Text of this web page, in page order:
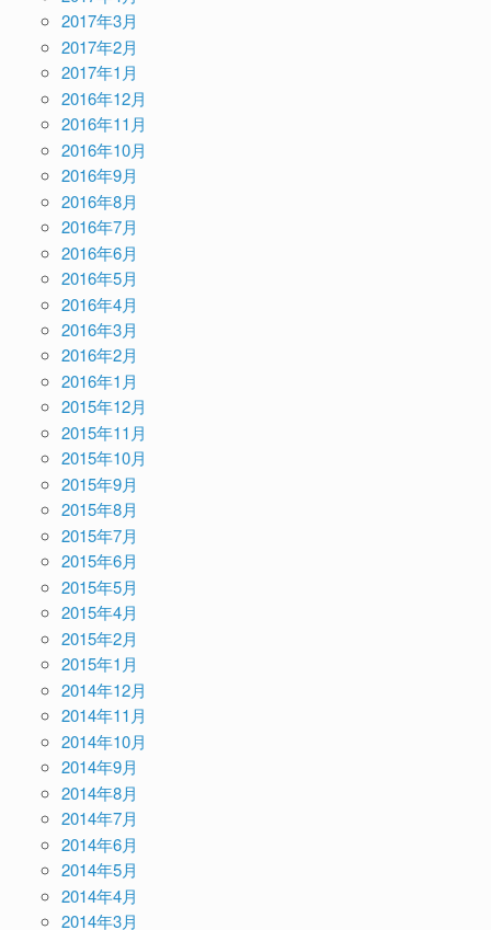
2017年3月
2017年2月
2017年1月
2016年12月
2016年11月
2016年10月
2016年9月
2016年8月
2016年7月
2016年6月
2016年5月
2016年4月
2016年3月
2016年2月
2016年1月
2015年12月
2015年11月
2015年10月
2015年9月
2015年8月
2015年7月
2015年6月
2015年5月
2015年4月
2015年2月
2015年1月
2014年12月
2014年11月
2014年10月
2014年9月
2014年8月
2014年7月
2014年6月
2014年5月
2014年4月
2014年3月